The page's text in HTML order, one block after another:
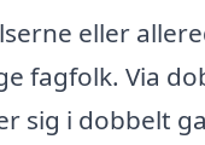
eller
fagfolk. Via
sig i dobbelt